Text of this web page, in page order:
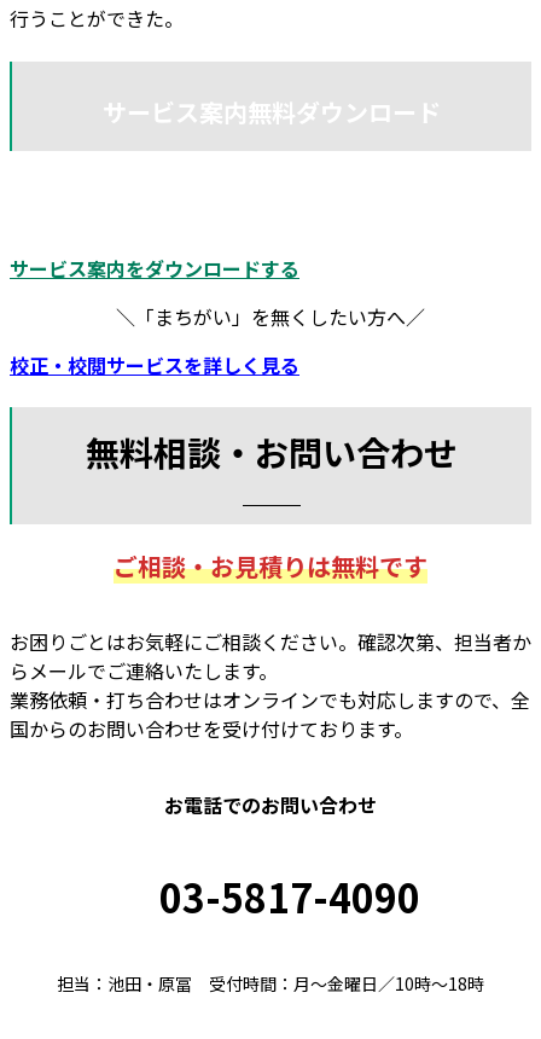
行うことができた。
サービス案内無料ダウンロード
サービス案内をダウンロードする
＼「まちがい」を無くしたい方へ／
校正・校閲サービスを詳しく見る
無料相談・お問い合わせ
ご相談・お見積りは無料です
お困りごとはお気軽にご相談ください。確認次第、担当者か
らメールでご連絡いたします。
業務依頼・打ち合わせはオンラインでも対応しますので、全
国からのお問い合わせを受け付けております。
お電話でのお問い合わせ
03-5817-4090
担当：池田・原冨 受付時間：月～金曜日／10時～18時